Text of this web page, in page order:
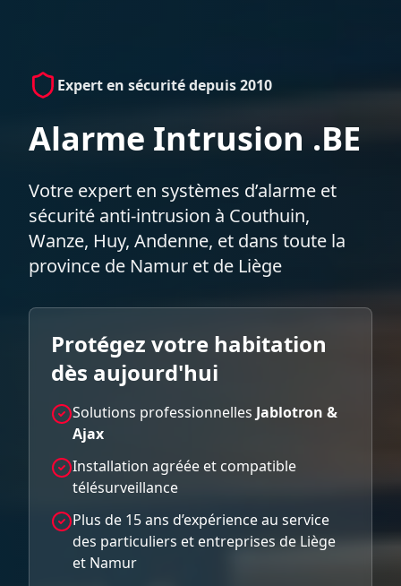
Expert en sécurité depuis 2010
Alarme Intrusion .BE
Votre expert en systèmes d’alarme et
sécurité anti-intrusion à Couthuin,
Wanze, Huy, Andenne, et dans toute la
province de Namur et de Liège
Protégez votre habitation
dès aujourd'hui
Solutions professionnelles Jablotron &
Ajax
Installation agréée et compatible
télésurveillance
Plus de 15 ans d’expérience au service
des particuliers et entreprises de Liège
et Namur